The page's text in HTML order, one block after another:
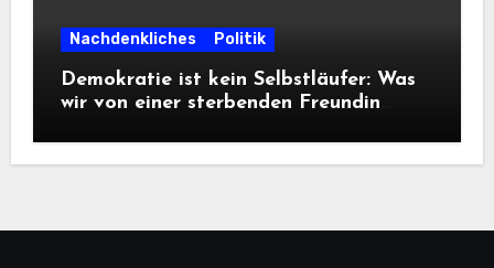
Nachdenkliches Politik
Demokratie ist kein Selbstläufer: Was
wir von einer sterbenden Freundin